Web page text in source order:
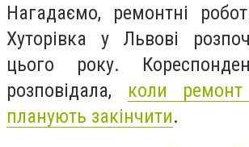
Нагадаємо, ремонтні
Хуторівка у Львові
цього року.
розповідала, коли ремонт
планують закінчити.